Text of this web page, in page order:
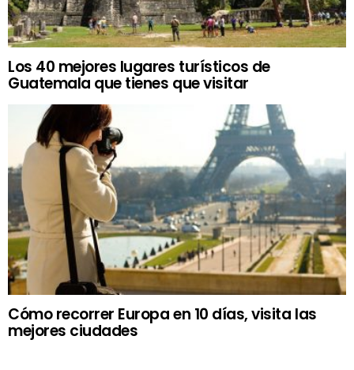
Los 40 mejores lugares turísticos de
Guatemala que tienes que visitar
Cómo recorrer Europa en 10 días, visita las
mejores ciudades